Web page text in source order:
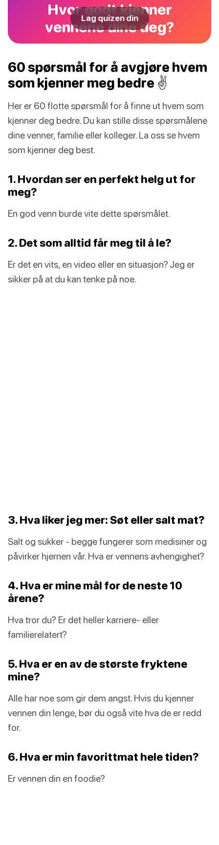
Hvor godt kjenner
vennene dine deg?
Lag quizen din
60 spørsmål for å avgjøre hvem
som kjenner meg bedre ✌️
Her er 60 flotte spørsmål for å finne ut hvem som
kjenner deg bedre. Du kan stille disse spørsmålene
dine venner, familie eller kolleger. La oss se hvem
som kjenner deg best.
1. Hvordan ser en perfekt helg ut for
meg?
En god venn burde vite dette spørsmålet.
2. Det som alltid får meg til å le?
Er det en vits, en video eller en situasjon? Jeg er
sikker på at du kan tenke på noe.
3. Hva liker jeg mer: Søt eller salt mat?
Salt og sukker - begge fungerer som medisiner og
påvirker hjernen vår. Hva er vennens avhengighet?
4. Hva er mine mål for de neste 10
årene?
Hva tror du? Er det heller karriere- eller
familierelatert?
5. Hva er en av de største fryktene
mine?
Alle har noe som gir dem angst. Hvis du kjenner
vennen din lenge, bør du også vite hva de er redd
for.
6. Hva er min favorittmat hele tiden?
Er vennen din en foodie?